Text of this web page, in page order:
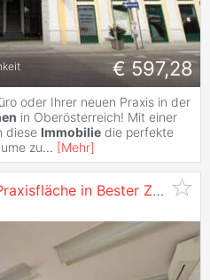
€ 597,28
oder Ihrer neuen Praxis in der
in Oberösterreich! Mit einer
diese Immobilie die perfekte
zu... [Mehr]
Klimatisierte Büro- oder Praxisfläche in Bester Zentrumslage